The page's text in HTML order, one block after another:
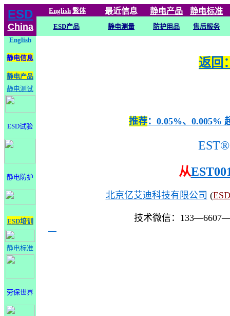
ESD
China
English 繁体 最近信息 静电产品 静电标准
ESD产品 静电测量 防护用品
售后服务
English
静电信息
静电产品
静电测试
ESD试验
静电防护
ESD培训
静电标准
劳保世界
返回
推荐：0.05%、0.005%
EST®
从
北京亿艾迪科技有限公司 (
技术微信：